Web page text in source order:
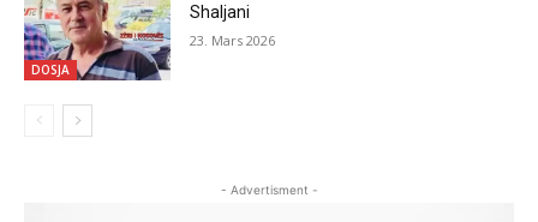
DOSJA
Shaljani
23. Mars 2026
- Advertisment -